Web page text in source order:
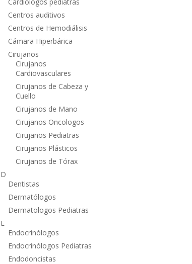
Centros auditivos
Centros de Hemodiálisis
Cámara Hiperbárica
Cirujanos
Cirujanos
Cardiovasculares
Cirujanos de Cabeza y
Cuello
Cirujanos de Mano
Cirujanos Oncologos
Cirujanos Pediatras
Cirujanos Plásticos
Cirujanos de Tórax
D
Dentistas
Dermatólogos
Dermatologos Pediatras
E
Endocrinólogos
Endocrinólogos Pediatras
Endodoncistas